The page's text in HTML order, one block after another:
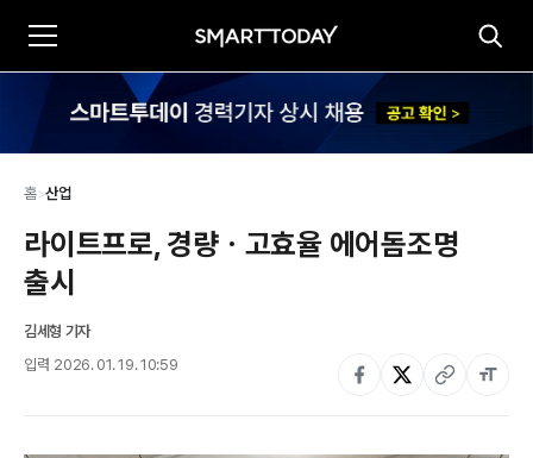
홈>산업
라이트프로, 경량ㆍ고효율 에어돔조명
출시
김세형 기자
입력 2026. 01. 19. 10:59